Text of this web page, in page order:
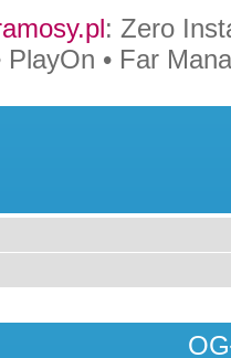
: Zero
PlayOn • Far